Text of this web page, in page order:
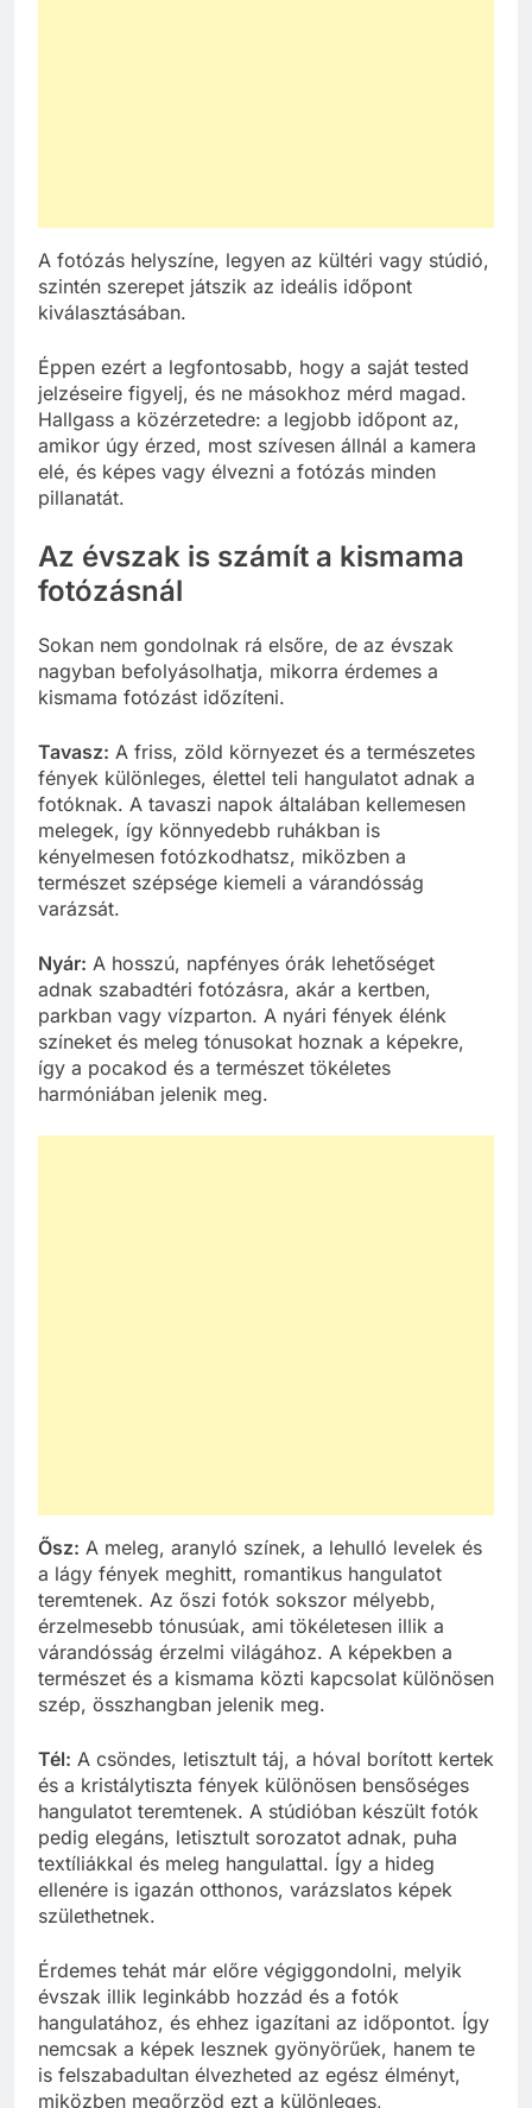
A fotózás helyszíne, legyen az kültéri vagy stúdió,
szintén szerepet játszik az ideális időpont
kiválasztásában.
Éppen ezért a legfontosabb, hogy a saját tested
jelzéseire figyelj, és ne másokhoz mérd magad.
Hallgass a közérzetedre: a legjobb időpont az,
amikor úgy érzed, most szívesen állnál a kamera
elé, és képes vagy élvezni a fotózás minden
pillanatát.
Az évszak is számít a kismama
fotózásnál
Sokan nem gondolnak rá elsőre, de az évszak
nagyban befolyásolhatja, mikorra érdemes a
kismama fotózást időzíteni.
Tavasz: A friss, zöld környezet és a természetes
fények különleges, élettel teli hangulatot adnak a
fotóknak. A tavaszi napok általában kellemesen
melegek, így könnyedebb ruhákban is
kényelmesen fotózkodhatsz, miközben a
természet szépsége kiemeli a várandósság
varázsát.
Nyár: A hosszú, napfényes órák lehetőséget
adnak szabadtéri fotózásra, akár a kertben,
parkban vagy vízparton. A nyári fények élénk
színeket és meleg tónusokat hoznak a képekre,
így a pocakod és a természet tökéletes
harmóniában jelenik meg.
Ősz: A meleg, aranyló színek, a lehulló levelek és
a lágy fények meghitt, romantikus hangulatot
teremtenek. Az őszi fotók sokszor mélyebb,
érzelmesebb tónusúak, ami tökéletesen illik a
várandósság érzelmi világához. A képekben a
természet és a kismama közti kapcsolat különösen
szép, összhangban jelenik meg.
Tél: A csöndes, letisztult táj, a hóval borított kertek
és a kristálytiszta fények különösen bensőséges
hangulatot teremtenek. A stúdióban készült fotók
pedig elegáns, letisztult sorozatot adnak, puha
textíliákkal és meleg hangulattal. Így a hideg
ellenére is igazán otthonos, varázslatos képek
születhetnek.
Érdemes tehát már előre végiggondolni, melyik
évszak illik leginkább hozzád és a fotók
hangulatához, és ehhez igazítani az időpontot. Így
nemcsak a képek lesznek gyönyörűek, hanem te
is felszabadultan élvezheted az egész élményt,
miközben megőrzöd ezt a különleges,